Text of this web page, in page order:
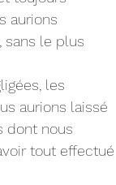
aurions
sans le plus
les
aurions laissé
dont nous
tout effectué